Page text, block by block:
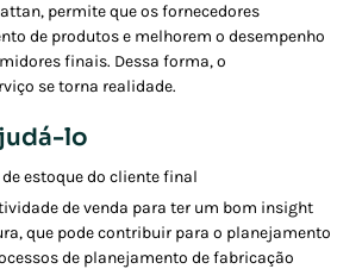
permite que os fornecedores
de produtos e melhorem o desempenho
finais. Dessa forma, o
se torna realidade.
lo
estoque do cliente final
de venda para ter um bom insight
que pode contribuir para o planejamento
de planejamento de fabricação